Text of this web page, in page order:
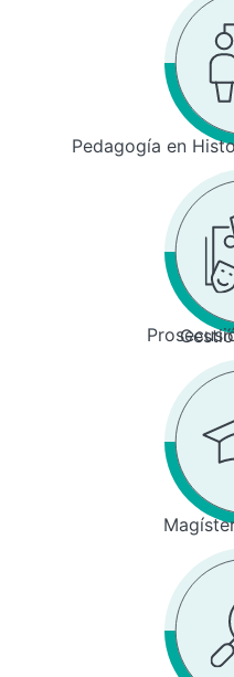
Pedagogía en